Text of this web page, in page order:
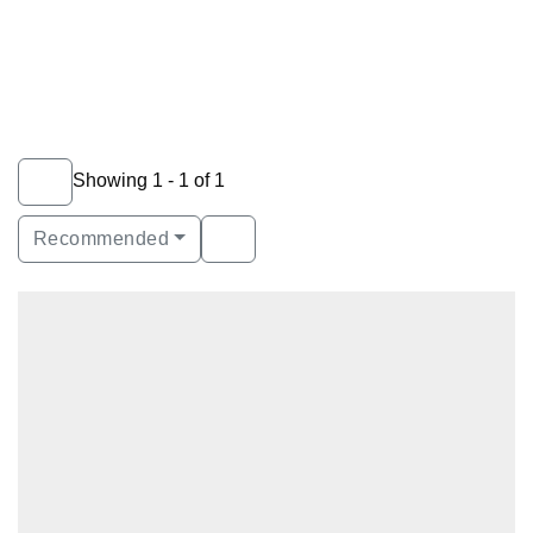
Showing 1 - 1 of 1
Recommended